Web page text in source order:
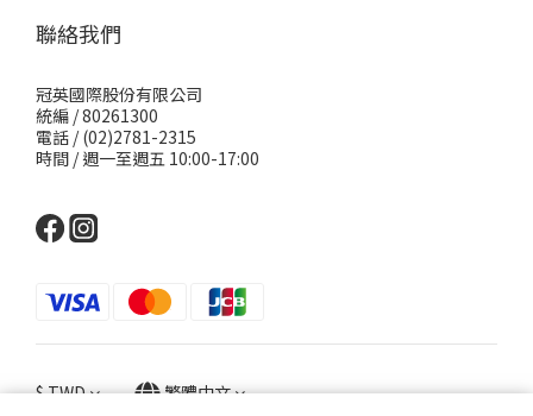
聯絡我們
冠英國際股份有限公司
統編 / 80261300
電話 / (02)2781-2315
時間 / 週一至週五 10:00-17:00
$TWD 繁體中文